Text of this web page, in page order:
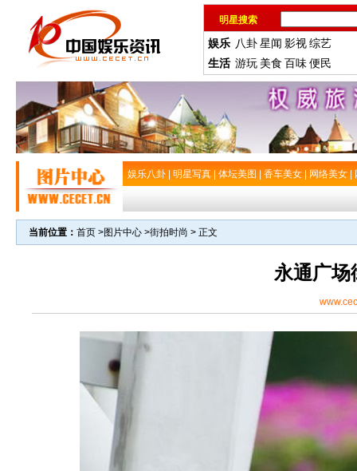
明星搜索
娱乐 八卦星闻 影视综艺
生活 游玩 美食 百味便民
娱乐八卦 明星写真 体坛美图 香车美女 网络美女
当前位置： 首页 >图片中心 >街拍时尚 > 正文
永通广场